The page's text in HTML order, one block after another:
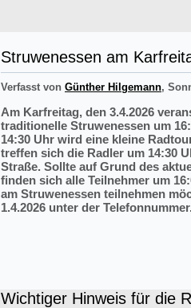
Struwenessen am
Verfasst von Günther Hilgemann,
Am Karfreitag, den 3.4.2026
traditionelle Struwenessen um
14:30 Uhr wird eine kleine
treffen sich die Radler um 14:30
Straße. Sollte auf Grund des
finden sich alle Teilnehmer um
am Struwenessen teilnehmen
1.4.2026 unter der
Wichtiger Hinweis für die